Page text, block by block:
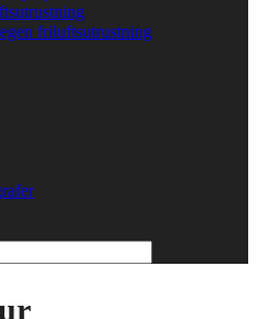
friluftsutrustning